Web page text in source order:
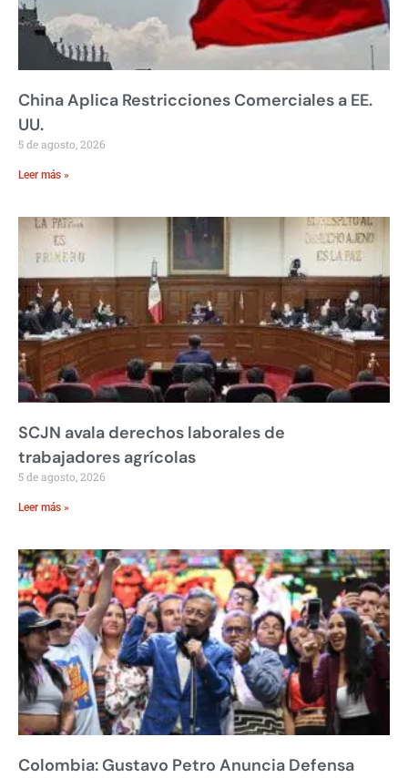
China Aplica Restricciones Comerciales a EE.
UU.
5 de agosto, 2026
Leer más »
SCJN avala derechos laborales de
trabajadores agrícolas
5 de agosto, 2026
Leer más »
Colombia: Gustavo Petro Anuncia Defensa